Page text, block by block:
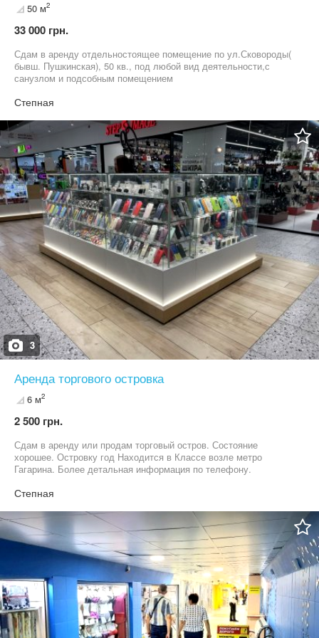
50 м2
33 000 грн.
Сдам в аренду отдельностоящее помещение по ул.Сковороды(
бывш. Пушкинская), 50 кв., под любой вид деятельности,с
санузлом и подсобным помещением
Степная
3
Аренда торгового островка
6 м2
2 500 грн.
Сдам в аренду или продам торговый остров. Состояние
хорошее. Островку год Находится в Классе возле метро
Гагарина. Более детальная информация по телефону.
Степная